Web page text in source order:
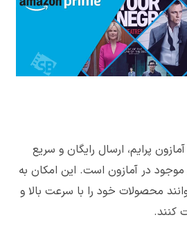
پرایم، ارسال رایگان و سریع
در آمازون است. این امکان به
محصولات خود را با سرعت بالا و
کنند.